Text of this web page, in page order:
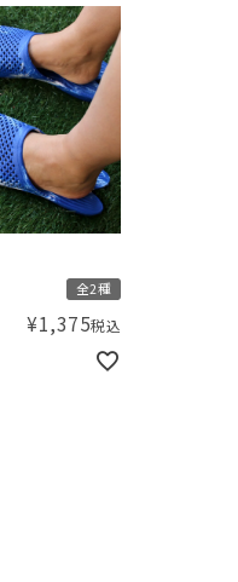
全2種
¥1,375税込